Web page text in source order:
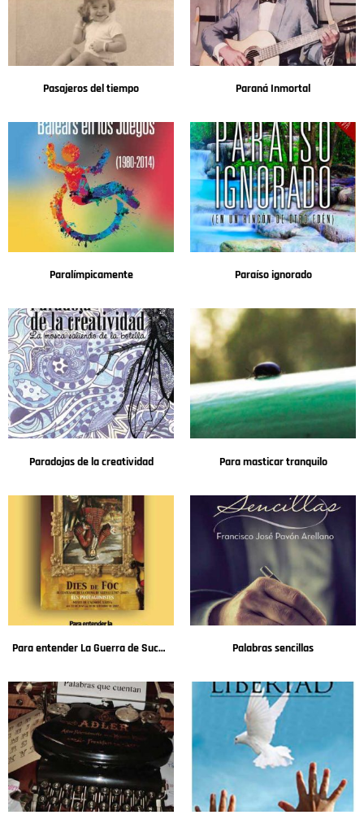
Pasajeros del tiempo Paraná Inmortal
Paralímpicamente Paraíso ignorado
Paradojas de la creatividad Para masticar tranquilo
Para entender La Guerra de Sucesión Española (1701-1714) Palabras sencillas